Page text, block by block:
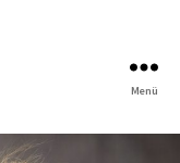
Menü